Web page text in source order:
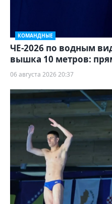
КОМАНДНЫЕ
ЧЕ-2026 по водным
вышка 10 метров:
06 августа 2026 20:37